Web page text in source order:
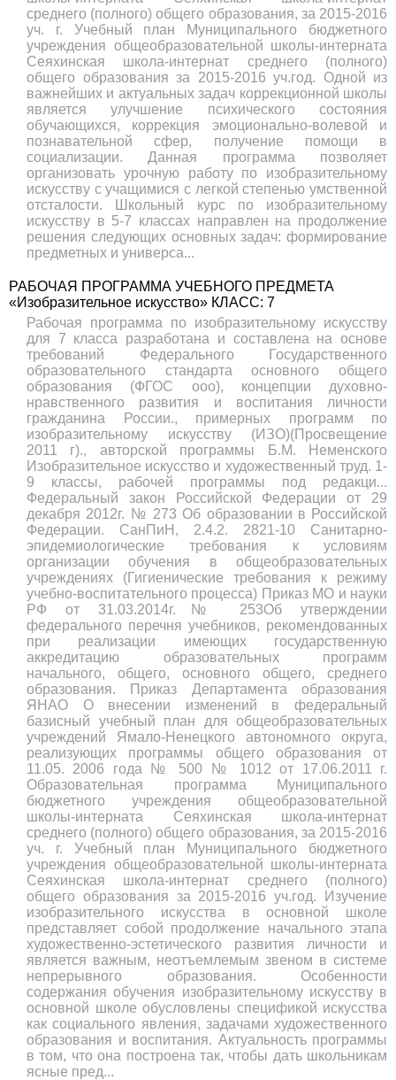
среднего (полного) общего образования, за 2015-2016
уч. г. Учебный план Муниципального бюджетного
учреждения общеобразовательной школы-интерната
Сеяхинская школа-интернат среднего (полного)
общего образования за 2015-2016 уч.год. Одной из
важнейших и актуальных задач коррекционной школы
является улучшение психического состояния
обучающихся, коррекция эмоционально-волевой и
познавательной сфер, получение помощи в
социализации. Данная программа позволяет
организовать урочную работу по изобразительному
искусству с учащимися с легкой степенью умственной
отсталости. Школьный курс по изобразительному
искусству в 5-7 классах направлен на продолжение
решения следующих основных задач: формирование
предметных и универса...
РАБОЧАЯ ПРОГРАММА УЧЕБНОГО ПРЕДМЕТА
«Изобразительное искусство» КЛАСС: 7
Рабочая программа по изобразительному искусству
для 7 класса разработана и составлена на основе
требований Федерального Государственного
образовательного стандарта основного общего
образования (ФГОС ооо), концепции духовно-
нравственного развития и воспитания личности
гражданина России., примерных программ по
изобразительному искусству (ИЗО)(Просвещение
2011 г)., авторской программы Б.М. Неменского
Изобразительное искусство и художественный труд. 1-
9 классы, рабочей программы под редакци...
Федеральный закон Российской Федерации от 29
декабря 2012г. № 273 Об образовании в Российской
Федерации. СанПиН, 2.4.2. 2821-10 Санитарно-
эпидемиологические требования к условиям
организации обучения в общеобразовательных
учреждениях (Гигиенические требования к режиму
учебно-воспитательного процесса) Приказ МО и науки
РФ от 31.03.2014г.№ 253Об утверждении
федерального перечня учебников, рекомендованных
при реализации имеющих государственную
аккредитацию образовательных программ
начального, общего, основного общего, среднего
образования. Приказ Департамента образования
ЯНАО О внесении изменений в федеральный
базисный учебный план для общеобразовательных
учреждений Ямало-Ненецкого автономного округа,
реализующих программы общего образования от
11.05. 2006 года № 500 № 1012 от 17.06.2011 г.
Образовательная программа Муниципального
бюджетного учреждения общеобразовательной
школы-интерната Сеяхинская школа-интернат
среднего (полного) общего образования, за 2015-2016
уч. г. Учебный план Муниципального бюджетного
учреждения общеобразовательной школы-интерната
Сеяхинская школа-интернат среднего (полного)
общего образования за 2015-2016 уч.год. Изучение
изобразительного искусства в основной школе
представляет собой продолжение начального этапа
художественно-эстетического развития личности и
является важным, неотъемлемым звеном в системе
непрерывного образования. Особенности
содержания обучения изобразительному искусству в
основной школе обусловлены спецификой искусства
как социального явления, задачами художественного
образования и воспитания. Актуальность программы
в том, что она построена так, чтобы дать школьникам
ясные пред...